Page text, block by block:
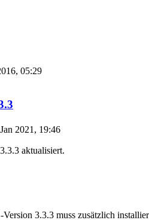
05:29
2021, 19:46
aktualisiert.
3.3.3 muss zusätzlich